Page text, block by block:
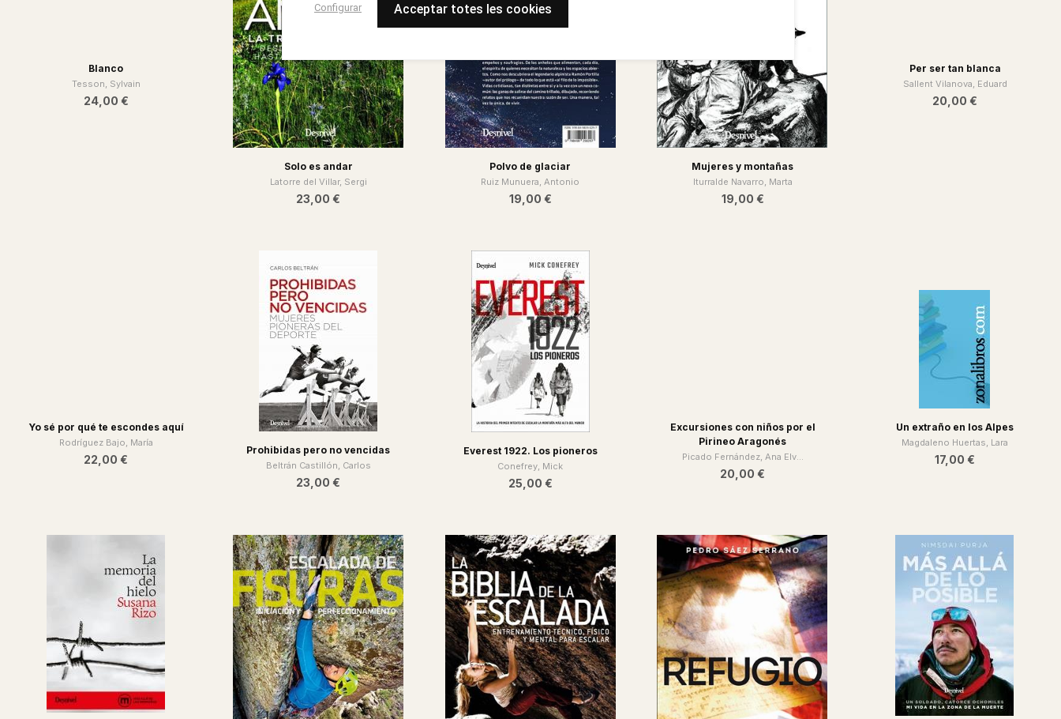
Blanco
Tesson, Sylvain
24,00 €
Solo es andar
Latorre del Villar, Sergi
23,00 €
Polvo de glaciar
Ruiz Munuera, Antonio
19,00 €
Mujeres y montañas
Iturralde Navarro, Marta
19,00 €
Per ser tan blanca
Sallent Vilanova, Eduard
20,00 €
Prohibidas pero no vencidas
Beltrán Castillón, Carlos
23,00 €
Everest 1922. Los pioneros
Conefrey, Mick
25,00 €
Excursiones con niños por el
Pirineo Aragonés
Picado Fernández, Ana Elv...
20,00 €
Un extraño en los Alpes
Magdaleno Huertas, Lara
17,00 €
Configurar Acceptar totes les cookies